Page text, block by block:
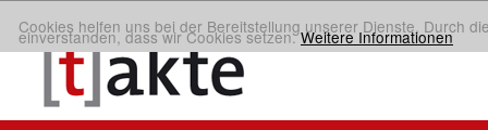
Cookies helfen uns bei der Bereitstellung unserer Dienste. Durch
einverstanden, dass wir Cookies setzen.Weitere Informationen